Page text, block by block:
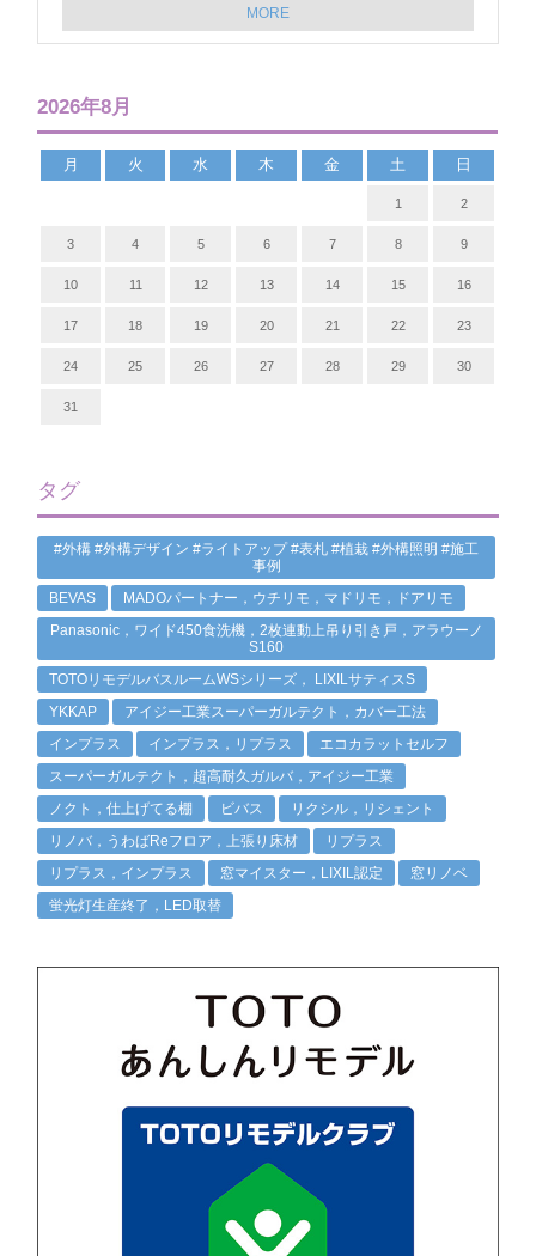
MORE
2026年8月
月 火 水 木 金 土 日
1 2
3 4 5 6 7 8 9
10 11 12 13 14 15 16
17 18 19 20 21 22 23
24 25 26 27 28 29 30
31
タグ
#外構 #外構デザイン #ライトアップ #表札 #植栽 #外構照明 #施工
事例
BEVAS
MADOパートナー，ウチリモ，マドリモ，ドアリモ
Panasonic，ワイド450食洗機，2枚連動上吊り引き戸，アラウーノ
S160
TOTOリモデルバスルームWSシリーズ， LIXILサティスS
YKKAP
アイジー工業スーパーガルテクト，カバー工法
インプラス
インプラス，リプラス
エコカラットセルフ
スーパーガルテクト，超高耐久ガルバ，アイジー工業
ノクト，仕上げてる棚
ビバス
リクシル，リシェント
リノバ，うわばReフロア，上張り床材
リプラス
リプラス，インプラス
窓マイスター，LIXIL認定
窓リノベ
蛍光灯生産終了，LED取替